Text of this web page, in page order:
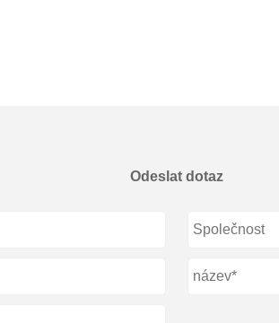
Odeslat dotaz